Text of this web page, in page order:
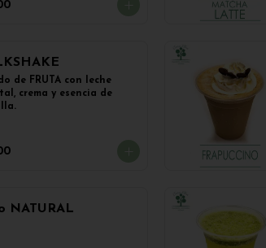
de FRUTA con leche
crema y esencia de
NATURAL